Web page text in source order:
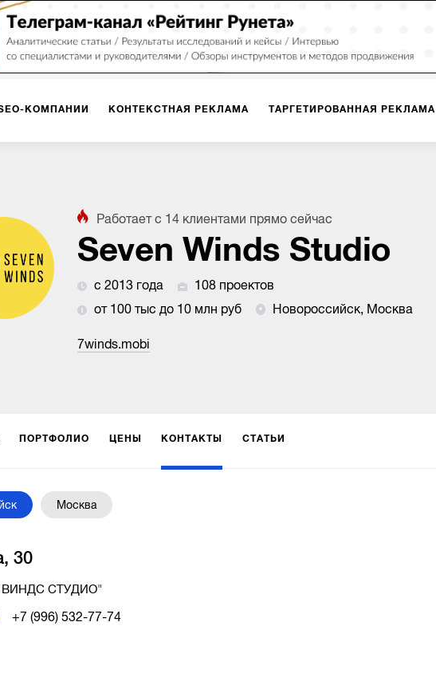
КОМПАНИИ КОНТЕКСТНАЯ РЕКЛАМА ТАРГЕТИРОВАННАЯ РЕКЛАМА
ПЛОЩАДКАХ РАБОТА С МАРКЕТПЛЕЙСАМИ
Работает с 14 клиентами прямо сейчас
Seven Winds Studio
с 2013 года
108 проектов
от 100 тыс до 10 млн руб
Новороссийск, Москва
7winds.mobi
ПОРТФОЛИО ЦЕНЫ КОНТАКТЫ СТАТЬИ
Москва
30
СТУДИО"
+7 (996) 532-77-74